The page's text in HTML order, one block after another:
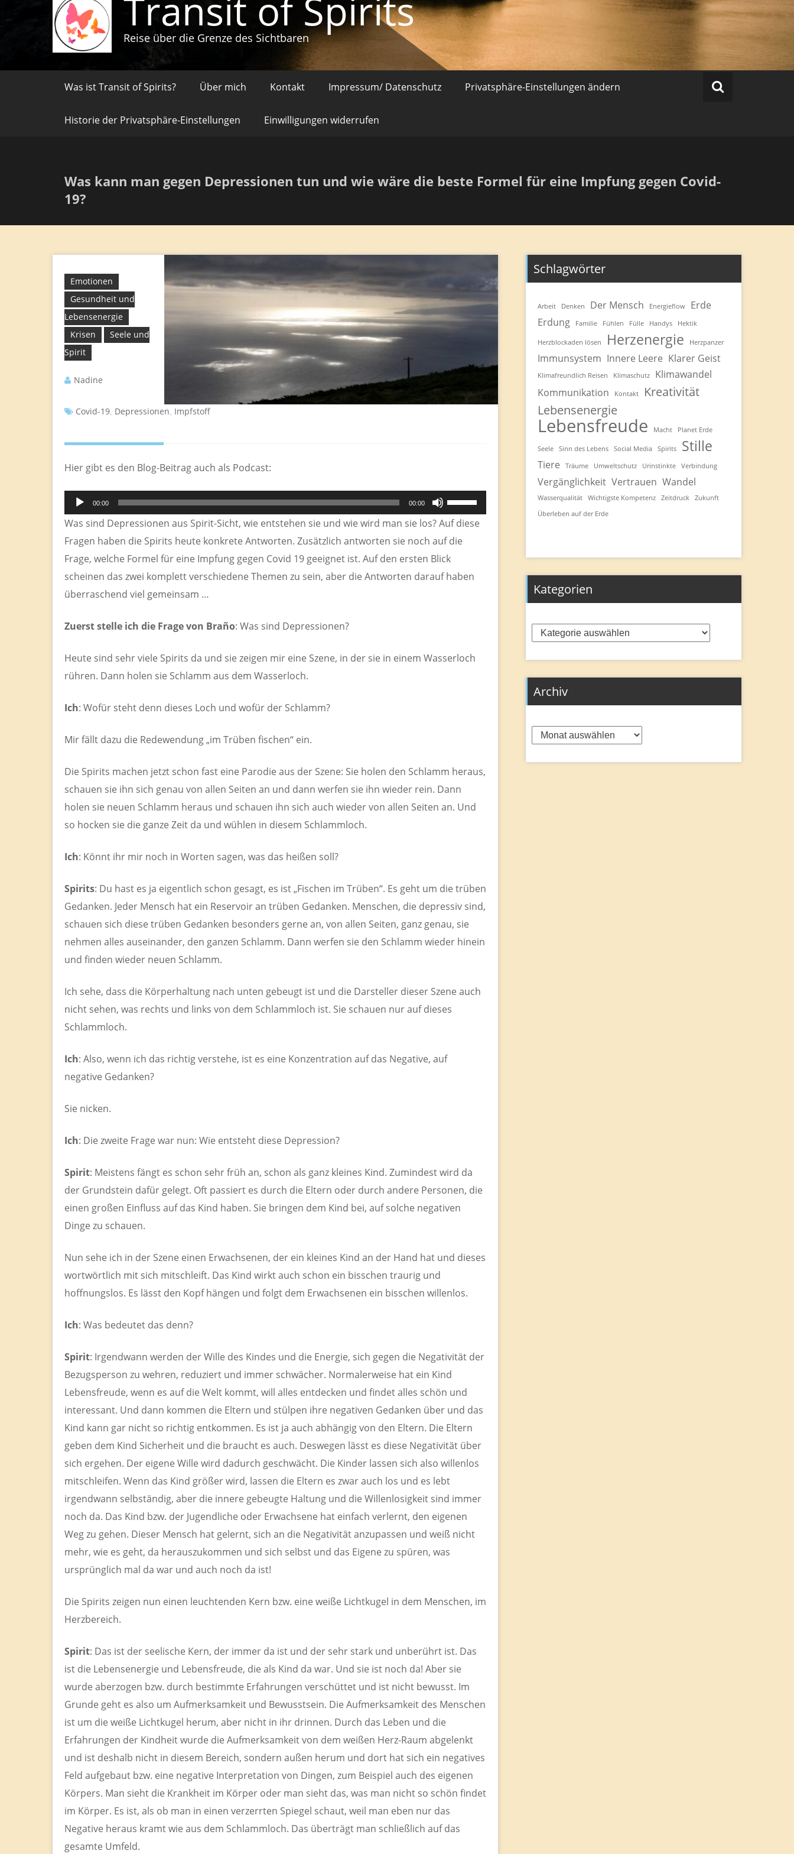
Transit of Spirits
Reise über die Grenze des Sichtbaren
Was ist Transit of Spirits? Über mich Kontakt Impressum/ Datenschutz Privatsphäre-Einstellungen ändern
Historie der Privatsphäre-Einstellungen Einwilligungen widerrufen
Was kann man gegen Depressionen tun und wie wäre die beste Formel für eine Impfung gegen Covid-
19?
Emotionen
Gesundheit und
Lebensenergie
Krisen
Seele und
Spirit
Nadine
Covid-19 Depressionen Impfstoff
Hier gibt es den Blog-Beitrag auch als Podcast:
Audio-
Player
00:00 00:00
Pfeiltasten
Hoch/Runter
benutzen,
um
die
Was sind Depressionen aus Spirit-Sicht, wie entstehen sie und wie wird man sie los? Auf diese
Fragen haben die Spirits heute konkrete Antworten. Zusätzlich antworten sie noch auf die
Frage, welche Formel für eine Impfung gegen Covid 19 geeignet ist. Auf den ersten Blick
scheinen das zwei komplett verschiedene Themen zu sein, aber die Antworten darauf haben
überraschend viel gemeinsam …
Zuerst stelle ich die Frage von Braño: Was sind Depressionen?
Heute sind sehr viele Spirits da und sie zeigen mir eine Szene, in der sie in einem Wasserloch
rühren. Dann holen sie Schlamm aus dem Wasserloch.
Ich: Wofür steht denn dieses Loch und wofür der Schlamm?
Mir fällt dazu die Redewendung „im Trüben fischen“ ein.
Die Spirits machen jetzt schon fast eine Parodie aus der Szene: Sie holen den Schlamm heraus,
schauen sie ihn sich genau von allen Seiten an und dann werfen sie ihn wieder rein. Dann
holen sie neuen Schlamm heraus und schauen ihn sich auch wieder von allen Seiten an. Und
so hocken sie die ganze Zeit da und wühlen in diesem Schlammloch.
Ich: Könnt ihr mir noch in Worten sagen, was das heißen soll?
Spirits: Du hast es ja eigentlich schon gesagt, es ist „Fischen im Trüben“. Es geht um die trüben
Gedanken. Jeder Mensch hat ein Reservoir an trüben Gedanken. Menschen, die depressiv sind,
schauen sich diese trüben Gedanken besonders gerne an, von allen Seiten, ganz genau, sie
nehmen alles auseinander, den ganzen Schlamm. Dann werfen sie den Schlamm wieder hinein
und finden wieder neuen Schlamm.
Ich sehe, dass die Körperhaltung nach unten gebeugt ist und die Darsteller dieser Szene auch
nicht sehen, was rechts und links von dem Schlammloch ist. Sie schauen nur auf dieses
Schlammloch.
Ich: Also, wenn ich das richtig verstehe, ist es eine Konzentration auf das Negative, auf
negative Gedanken?
Sie nicken.
Ich: Die zweite Frage war nun: Wie entsteht diese Depression?
Spirit: Meistens fängt es schon sehr früh an, schon als ganz kleines Kind. Zumindest wird da
der Grundstein dafür gelegt. Oft passiert es durch die Eltern oder durch andere Personen, die
einen großen Einfluss auf das Kind haben. Sie bringen dem Kind bei, auf solche negativen
Dinge zu schauen.
Nun sehe ich in der Szene einen Erwachsenen, der ein kleines Kind an der Hand hat und dieses
wortwörtlich mit sich mitschleift. Das Kind wirkt auch schon ein bisschen traurig und
hoffnungslos. Es lässt den Kopf hängen und folgt dem Erwachsenen ein bisschen willenlos.
Ich: Was bedeutet das denn?
Spirit: Irgendwann werden der Wille des Kindes und die Energie, sich gegen die Negativität der
Bezugsperson zu wehren, reduziert und immer schwächer. Normalerweise hat ein Kind
Lebensfreude, wenn es auf die Welt kommt, will alles entdecken und findet alles schön und
interessant. Und dann kommen die Eltern und stülpen ihre negativen Gedanken über und das
Kind kann gar nicht so richtig entkommen. Es ist ja auch abhängig von den Eltern. Die Eltern
geben dem Kind Sicherheit und die braucht es auch. Deswegen lässt es diese Negativität über
sich ergehen. Der eigene Wille wird dadurch geschwächt. Die Kinder lassen sich also willenlos
mitschleifen. Wenn das Kind größer wird, lassen die Eltern es zwar auch los und es lebt
irgendwann selbständig, aber die innere gebeugte Haltung und die Willenlosigkeit sind immer
noch da. Das Kind bzw. der Jugendliche oder Erwachsene hat einfach verlernt, den eigenen
Weg zu gehen. Dieser Mensch hat gelernt, sich an die Negativität anzupassen und weiß nicht
mehr, wie es geht, da herauszukommen und sich selbst und das Eigene zu spüren, was
ursprünglich mal da war und auch noch da ist!
Die Spirits zeigen nun einen leuchtenden Kern bzw. eine weiße Lichtkugel in dem Menschen, im
Herzbereich.
Spirit: Das ist der seelische Kern, der immer da ist und der sehr stark und unberührt ist. Das
ist die Lebensenergie und Lebensfreude, die als Kind da war. Und sie ist noch da! Aber sie
wurde aberzogen bzw. durch bestimmte Erfahrungen verschüttet und ist nicht bewusst. Im
Grunde geht es also um Aufmerksamkeit und Bewusstsein. Die Aufmerksamkeit des Menschen
ist um die weiße Lichtkugel herum, aber nicht in ihr drinnen. Durch das Leben und die
Erfahrungen der Kindheit wurde die Aufmerksamkeit von dem weißen Herz-Raum abgelenkt
und ist deshalb nicht in diesem Bereich, sondern außen herum und dort hat sich ein negatives
Feld aufgebaut bzw. eine negative Interpretation von Dingen, zum Beispiel auch des eigenen
Körpers. Man sieht die Krankheit im Körper oder man sieht das, was man nicht so schön findet
im Körper. Es ist, als ob man in einen verzerrten Spiegel schaut, weil man eben nur das
Negative heraus kramt wie aus dem Schlammloch. Das überträgt man schließlich auf das
gesamte Umfeld.
Schlagwörter
Arbeit Denken Der Mensch Energieflow
Erde
Erdung
Familie Fühlen Fülle Handys Hektik
Herzblockaden lösen Herzenergie Herzpanzer
Immunsystem Innere Leere Klarer Geist
Klimafreundlich Reisen Klimaschutz
Klimawandel
Kommunikation
Kontakt
Kreativität
Lebensenergie
Lebensfreude Macht Planet Erde
Seele Sinn des Lebens Social Media Spirits Stille
Tiere Träume Umweltschutz Urinstinkte Verbindung
Vergänglichkeit Vertrauen Wandel
Wasserqualität Wichtigste Kompetenz Zeitdruck
Zukunft
Überleben auf der Erde
Kategorien
Kategorien
Archiv
Archiv